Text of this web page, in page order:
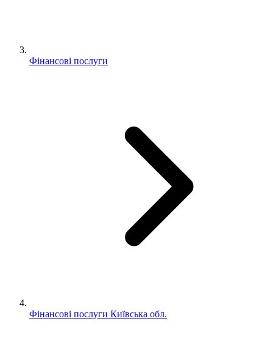
Фінансові послуги
Фінансові послуги Київська обл.